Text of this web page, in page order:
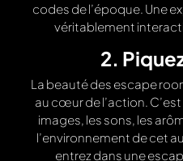
codes de l’époque. Une
véritablement
2.
La beauté des escape
au cœur de l’action.
images, les sons, les
l’environnement de cet
entrez dans une